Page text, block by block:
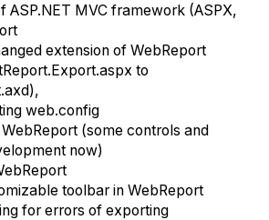
ASP.NET MVC framework (ASPX,
extension of WebReport
to
web.config
(some controls and
now)
toolbar in WebReport
for errors of exporting